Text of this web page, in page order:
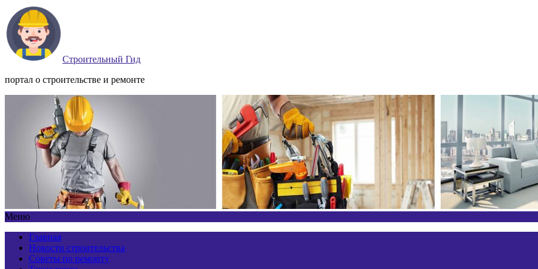
Строительный Гид
портал о строительстве и ремонте
Меню
Главная
Новости строительства
Советы по ремонту